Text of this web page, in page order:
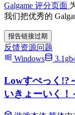
Galgame 评分页面
我们把优秀的
报告链接过期
反馈资源问题
Windows
3.1gb
Lowすぺっく!?
いきょーいく！